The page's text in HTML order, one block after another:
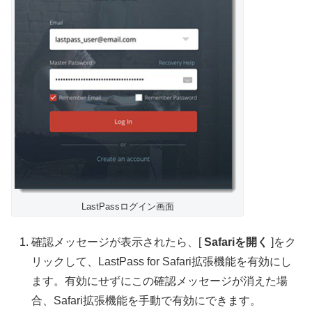
LastPassログイン画面
確認メッセージが表示されたら、[Safariを開く ]をク
リックして、LastPass for Safari拡張機能を有効にし
ます。有効にせずにこの確認メッセージが消えた場
合、Safari拡張機能を手動で有効にできます。